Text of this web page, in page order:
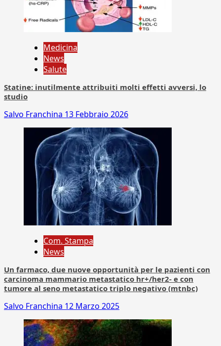
Medicina
News
Salute
Statine: inutilmente attribuiti molti effetti avversi, lo
studio
Salvo Franchina 13 Febbraio 2026
Com. Stampa
News
Un farmaco, due nuove opportunità per le pazienti con
carcinoma mammario metastatico hr+/her2- e con
tumore al seno metastatico triplo negativo (mtnbc)
Salvo Franchina 12 Marzo 2025